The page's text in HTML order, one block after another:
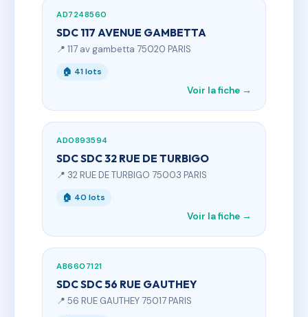
AD7248560
SDC 117 AVENUE GAMBETTA
📍 117 av gambetta 75020 PARIS
🏠 41 lots
Voir la fiche →
AD0893594
SDC SDC 32 RUE DE TURBIGO
📍 32 RUE DE TURBIGO 75003 PARIS
🏠 40 lots
Voir la fiche →
AB6607121
SDC SDC 56 RUE GAUTHEY
📍 56 RUE GAUTHEY 75017 PARIS